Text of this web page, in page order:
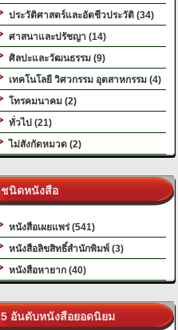
ประวัติศาสตร์และอัตชีวประวัติ (34)
ศาสนาและปรัชญา (14)
ศิลปะและวัฒนธรรม (9)
เทคโนโลยี วิศวกรรม อุตสาหกรรม (4)
โทรคมนาคม (2)
ทั่วไป (21)
ไม่สังกัดหมวด (2)
ชนิดหนังสือ
หนังสือเผยแพร่ (541)
หนังสือลิขสิทธิ์สำนักพิมพ์ (3)
หนังสือหายาก (40)
5 อันดับหนังสือยอดนิยม